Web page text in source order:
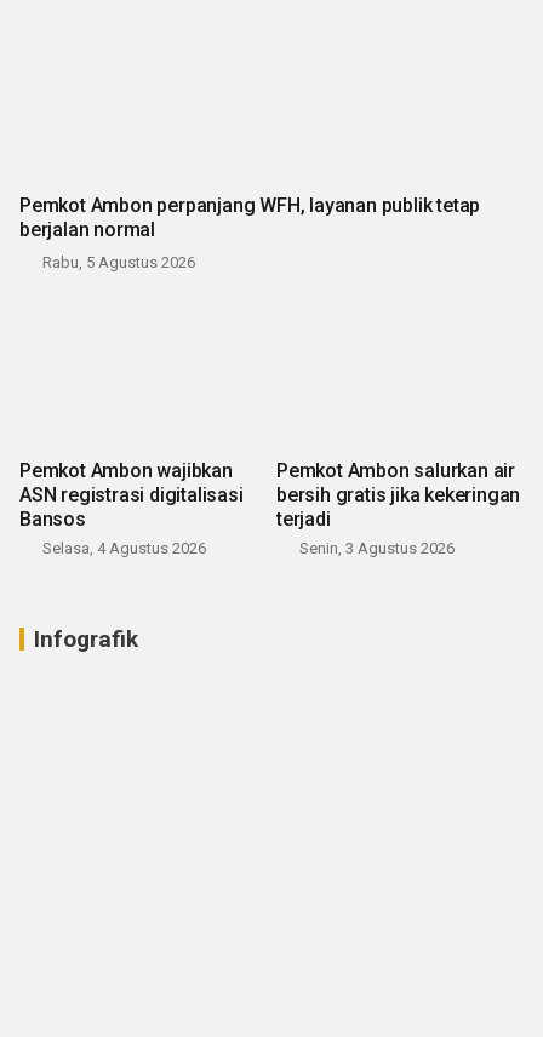
Pemkot Ambon perpanjang WFH, layanan publik tetap
berjalan normal
Rabu, 5 Agustus 2026
Pemkot Ambon wajibkan
ASN registrasi digitalisasi
Bansos
Selasa, 4 Agustus 2026
Pemkot Ambon salurkan air
bersih gratis jika kekeringan
terjadi
Senin, 3 Agustus 2026
Infografik